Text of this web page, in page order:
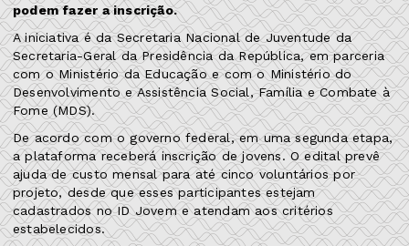
podem fazer a inscrição.
A iniciativa é da Secretaria Nacional de Juventude da
Secretaria-Geral da Presidência da República, em parceria
com o Ministério da Educação e com o Ministério do
Desenvolvimento e Assistência Social, Família e Combate à
Fome (MDS).
De acordo com o governo federal, em uma segunda etapa,
a plataforma receberá inscrição de jovens. O edital prevê
ajuda de custo mensal para até cinco voluntários por
projeto, desde que esses participantes estejam
cadastrados no ID Jovem e atendam aos critérios
estabelecidos.